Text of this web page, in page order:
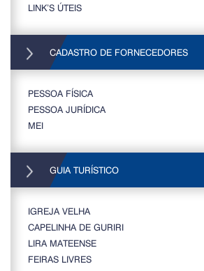
LINK’S ÚTEIS
CADASTRO DE FORNECEDORES
PESSOA FÍSICA
PESSOA JURÍDICA
MEI
GUIA TURÍSTICO
IGREJA VELHA
CAPELINHA DE GURIRI
LIRA MATEENSE
FEIRAS LIVRES